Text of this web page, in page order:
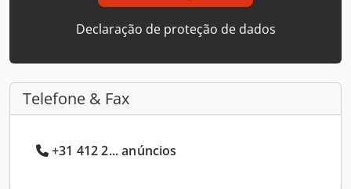
Declaração de proteção de dados
Telefone & Fax
+31 412 2... anúncios